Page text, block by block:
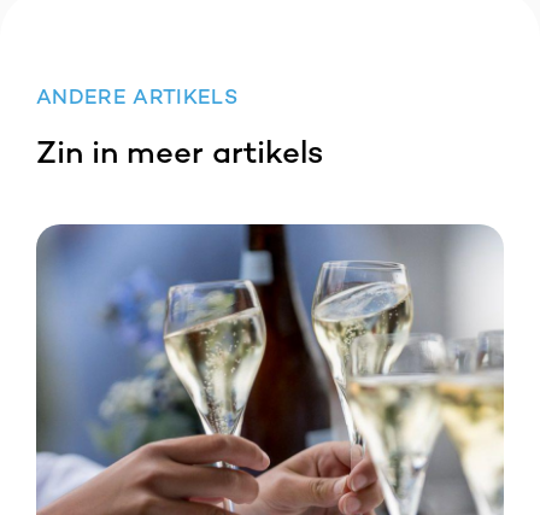
ANDERE ARTIKELS
Zin in meer artikels